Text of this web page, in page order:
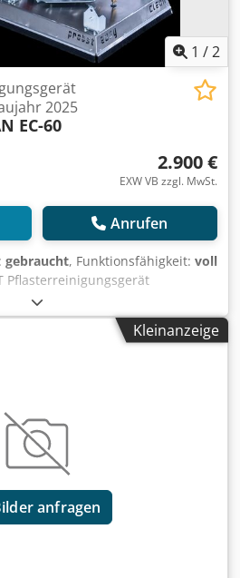
1 /2
2025
EC-60
2.900 €
EXW VB zzgl. MwSt.
Anrufen
gebraucht, Funktionsfähigkeit: voll
Pflasterreinigungsgerät
EC-60 — Baujahr 2025
Mietpark der Kurt
Einbeck. Zustand & Hinweise:
Fotos - Besichtigung in 37574
möglich Preis 3.300 EUR zzgl.
auf Anfrage
Kleinanzeige
anfragen